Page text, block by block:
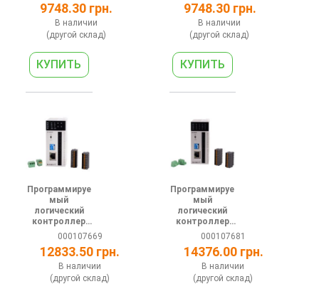
200кГц)DI
8(2шт
200кГц)DO(PNP
) 1 RS485 1
Ethern
9748.30 грн.
В наличии
(другой склад)
200кГц)DI 8DO
(relay) 1 RS485
1 Ethernet
9748.30 грн.
В наличии
(другой склад)
Программируе
мый
логический
контроллер
серии АT 24В
200кГц)DI 4DO
(relay) 2AI 2AO
1 RS485 1
000107669
12833.50 грн.
В наличии
(другой склад)
Программируе
мый
логический
контроллер
серии АH 24В
2AI 2AO 1
RS485 1
Ethernet
000107681
14376.00 грн.
В наличии
(другой склад)